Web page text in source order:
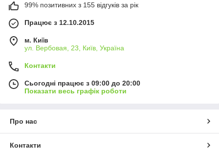
99% позитивних з 155 відгуків за рік
Працює з 12.10.2015
м. Київ
ул. Вербовая, 23, Київ, Україна
Контакти
Сьогодні працює з 09:00 до 20:00
Показати весь графік роботи
Про нас
Контакти